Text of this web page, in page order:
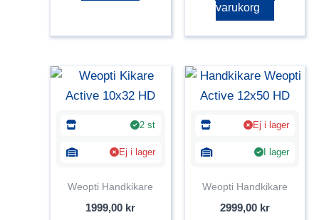
varukorg
2 st
Ej i lager
Weopti Handkikare
1999,00 kr
Ej i lager
I lager
Weopti Handkikare
2999,00 kr